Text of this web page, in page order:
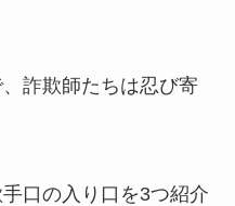
詐欺師たちは忍び寄
口の入り口を3つ紹介